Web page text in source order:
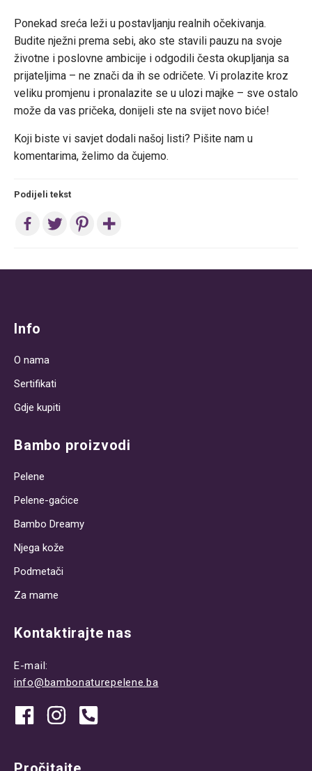
Ponekad sreća leži u postavljanju realnih očekivanja.
Budite nježni prema sebi, ako ste stavili pauzu na svoje
životne i poslovne ambicije i odgodili česta okupljanja sa
prijateljima – ne znači da ih se odričete. Vi prolazite kroz
veliku promjenu i pronalazite se u ulozi majke – sve ostalo
može da vas pričeka, donijeli ste na svijet novo biće!
Koji biste vi savjet dodali našoj listi? Pišite nam u
komentarima, želimo da čujemo.
Podijeli tekst
Post
Info
O nama
Sertifikati
Gdje kupiti
Bambo proizvodi
Pelene
Pelene-gaćice
Bambo Dreamy
Njega kože
Podmetači
Za mame
Kontaktirajte nas
E-mail:
info@bambonaturepelene.ba